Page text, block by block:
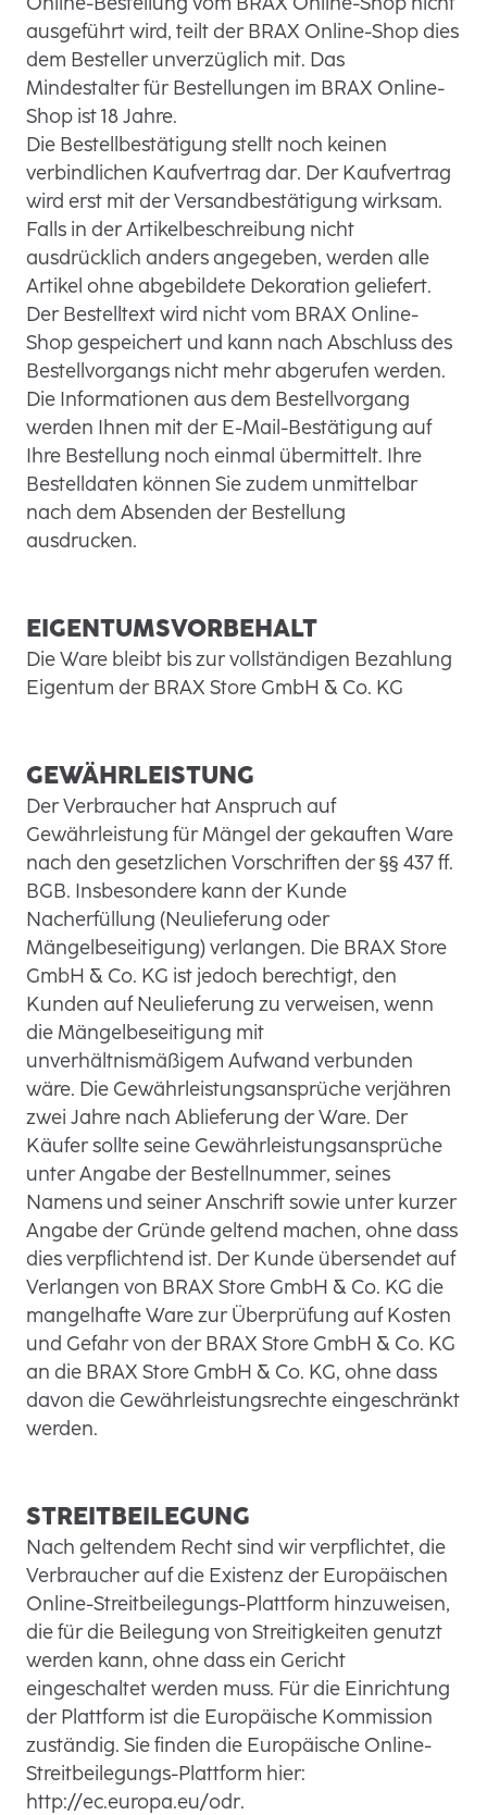
ausgeführt wird, teilt der BRAX Online-Shop dies
dem Besteller unverzüglich mit. Das
Mindestalter für Bestellungen im BRAX Online-
Shop ist 18 Jahre.
Die Bestellbestätigung stellt noch keinen
verbindlichen Kaufvertrag dar. Der Kaufvertrag
wird erst mit der Versandbestätigung wirksam.
Falls in der Artikelbeschreibung nicht
ausdrücklich anders angegeben, werden alle
Artikel ohne abgebildete Dekoration geliefert.
Der Bestelltext wird nicht vom BRAX Online-
Shop gespeichert und kann nach Abschluss des
Bestellvorgangs nicht mehr abgerufen werden.
Die Informationen aus dem Bestellvorgang
werden Ihnen mit der E-Mail-Bestätigung auf
Ihre Bestellung noch einmal übermittelt. Ihre
Bestelldaten können Sie zudem unmittelbar
nach dem Absenden der Bestellung
ausdrucken.
EIGENTUMSVORBEHALT
Die Ware bleibt bis zur vollständigen Bezahlung
Eigentum der BRAX Store GmbH & Co. KG
GEWÄHRLEISTUNG
Der Verbraucher hat Anspruch auf
Gewährleistung für Mängel der gekauften Ware
nach den gesetzlichen Vorschriften der §§ 437 ff.
BGB. Insbesondere kann der Kunde
Nacherfüllung (Neulieferung oder
Mängelbeseitigung) verlangen. Die BRAX Store
GmbH & Co. KG ist jedoch berechtigt, den
Kunden auf Neulieferung zu verweisen, wenn
die Mängelbeseitigung mit
unverhältnismäßigem Aufwand verbunden
wäre. Die Gewährleistungsansprüche verjähren
zwei Jahre nach Ablieferung der Ware. Der
Käufer sollte seine Gewährleistungsansprüche
unter Angabe der Bestellnummer, seines
Namens und seiner Anschrift sowie unter kurzer
Angabe der Gründe geltend machen, ohne dass
dies verpflichtend ist. Der Kunde übersendet auf
Verlangen von BRAX Store GmbH & Co. KG die
mangelhafte Ware zur Überprüfung auf Kosten
und Gefahr von der BRAX Store GmbH & Co. KG
an die BRAX Store GmbH & Co. KG, ohne dass
davon die Gewährleistungsrechte eingeschränkt
werden.
STREITBEILEGUNG
Nach geltendem Recht sind wir verpflichtet, die
Verbraucher auf die Existenz der Europäischen
Online-Streitbeilegungs-Plattform hinzuweisen,
die für die Beilegung von Streitigkeiten genutzt
werden kann, ohne dass ein Gericht
eingeschaltet werden muss. Für die Einrichtung
der Plattform ist die Europäische Kommission
zuständig. Sie finden die Europäische Online-
Streitbeilegungs-Plattform hier:
http://ec.europa.eu/odr.